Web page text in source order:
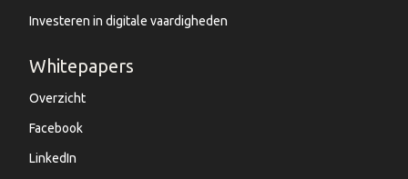
Investeren in digitale vaardigheden
Whitepapers
Overzicht
Facebook
LinkedIn